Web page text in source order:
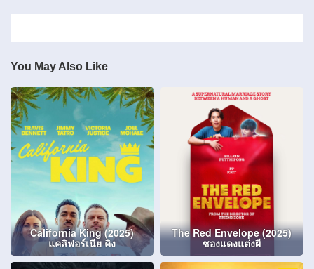
You May Also Like
California King (2025)
แคลิฟอร์เนีย คิง
The Red Envelope (2025)
ซองแดงแต่งผี